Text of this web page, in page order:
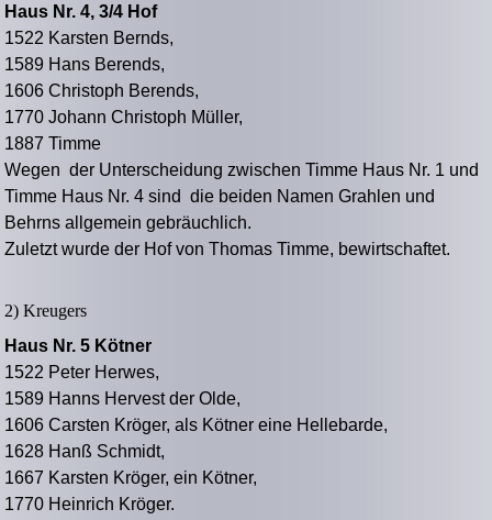
Haus Nr. 4, 3/4 Hof
1522 Karsten Bernds,
1589 Hans Berends,
1606 Christoph Berends,
1770 Johann Christoph Müller,
1887 Timme
Wegen der Unterscheidung zwischen Timme Haus Nr. 1 und
Timme Haus Nr. 4 sind die beiden Namen Grahlen und
Behrns allgemein gebräuchlich.
Zuletzt wurde der Hof von Thomas Timme, bewirtschaftet.
2) Kreugers
Haus Nr. 5 Kötner
1522 Peter Herwes,
1589 Hanns Hervest der Olde,
1606 Carsten Kröger, als Kötner eine Hellebarde,
1628 Hanß Schmidt,
1667 Karsten Kröger, ein Kötner,
1770 Heinrich Kröger.